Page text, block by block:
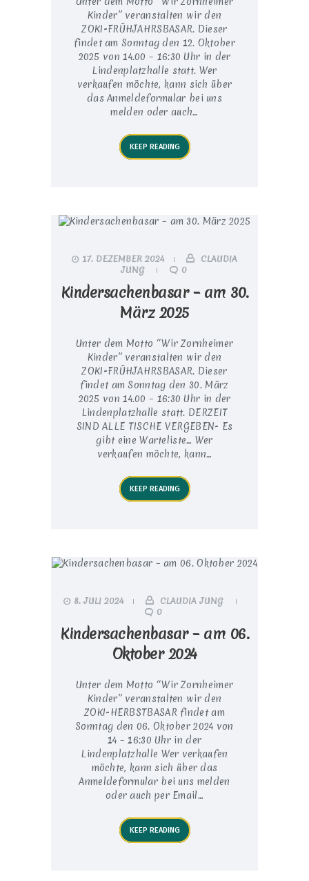
Kinder” veranstalten wir den
ZOKI-FRÜHJAHRSBASAR. Dieser
findet am Sonntag den 12. Oktober
2025 von 14.00 – 16:30 Uhr in der
Lindenplatzhalle statt. Wer
verkaufen möchte, kann sich über
das Anmeldeformular bei uns
melden oder auch…
KEEP READING
17. DEZEMBER 2024
CLAUDIA
JUNG
0
Kindersachenbasar – am 30.
März 2025
Unter dem Motto “Wir Zornheimer
Kinder” veranstalten wir den
ZOKI-FRÜHJAHRSBASAR. Dieser
findet am Sonntag den 30. März
2025 von 14.00 – 16:30 Uhr in der
Lindenplatzhalle statt. DERZEIT
SIND ALLE TISCHE VERGEBEN- Es
gibt eine Warteliste… Wer
verkaufen möchte, kann…
KEEP READING
8. JULI 2024
CLAUDIA JUNG
0
Kindersachenbasar – am 06.
Oktober 2024
Unter dem Motto “Wir Zornheimer
Kinder” veranstalten wir den
ZOKI-HERBSTBASAR findet am
Sonntag den 06. Oktober 2024 von
14 – 16:30 Uhr in der
Lindenplatzhalle Wer verkaufen
möchte, kann sich über das
Anmeldeformular bei uns melden
oder auch per Email…
KEEP READING